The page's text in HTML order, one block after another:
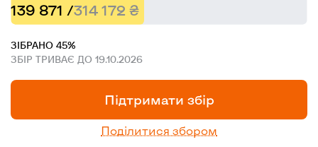
139 871 /314 172 ₴
ЗІБРАНО 45%
ЗБІР ТРИВАЄ ДО 19.10.2026
Підтримати збір
Поділитися збором